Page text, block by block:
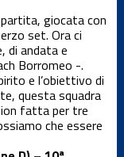
giocata con
set. Ora ci
di andata e
Borromeo -.
e l’obiettivo di
questa squadra
fatta per tre
che essere